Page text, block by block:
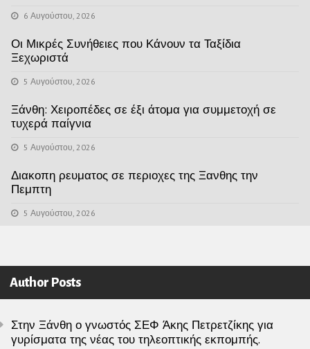
6 Αυγούστου, 2026
Οι Μικρές Συνήθειες που Κάνουν τα Ταξίδια
Ξεχωριστά
5 Αυγούστου, 2026
Ξάνθη: Χειροπέδες σε έξι άτομα για συμμετοχή σε
τυχερά παίγνια
5 Αυγούστου, 2026
Διακοπη ρευματος σε περιοχες της Ξανθης την
Πεμπτη
5 Αυγούστου, 2026
Author Posts
Στην Ξάνθη ο γνωστός ΣΕΦ Άκης Πετρετζίκης για
γυρίσματα της νέας του τηλεοπτικής εκπομπής.